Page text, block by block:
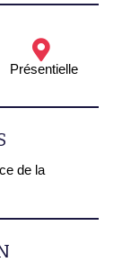
Présentielle
de la